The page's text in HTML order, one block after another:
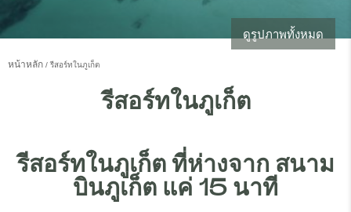
ดูรูปภาพทั้งหมด
หน้าหลัก รีสอร์ทในภูเก็ต
รีสอร์ทในภูเก็ต
รีสอร์ทในภูเก็ต ที่ห่างจาก สนาม
บินภูเก็ต แค่ 15 นาที